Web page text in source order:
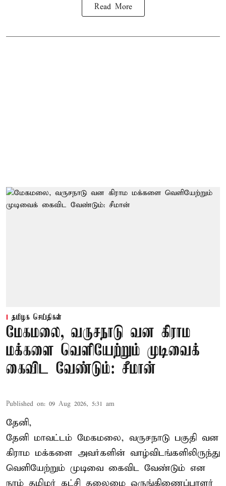
Read More
தமிழக செய்திகள்
மேகமலை, வருசநாடு வன கிராம
மக்களை வெளியேற்றும் முடிவைக்
கைவிட வேண்டும்: சீமான்
Published on: 09 Aug 2026, 5:31 am
தேனி,
தேனி மாவட்டம் மேகமலை, வருசநாடு பகுதி வன
கிராம மக்களை அவர்களின் வாழ்விடங்களிலிருந்து
வெளியேற்றும் முடிவை கைவிட வேண்டும் என
நாம் தமிழர் கட்சி தலைமை ஒருங்கிணைப்பாளர்